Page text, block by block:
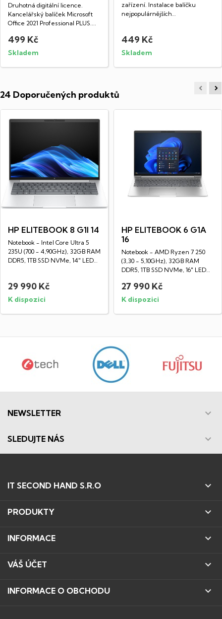
Druhotná digitální licence.
Kancelářský balíček Microsoft
Office 2021 Professional PLUS....
499 Kč
Skladem
zařízení. Instalace balíčku
nejpopulárnějších
449 Kč
Skladem
24 Doporučených produktů
HP ELITEBOOK 8 G1I 14
Notebook - Intel Core Ultra 5
235U (700 - 4,90GHz), 32GB RAM
DDR5, 1TB SSD NVMe, 14" LED
29 990 Kč
K dispozici
HP ELITEBOOK 6 G1A
16
Notebook - AMD Ryzen 7 250
(3,30 - 5,10GHz), 32GB RAM
DDR5, 1TB SSD NVMe, 16" LED
27 990 Kč
K dispozici
NEWSLETTER 
SLEDUJTE NÁS 
IT SECOND HAND S.R.O 
PRODUKTY 
INFORMACE 
VÁŠ ÚČET 
INFORMACE O OBCHODU 